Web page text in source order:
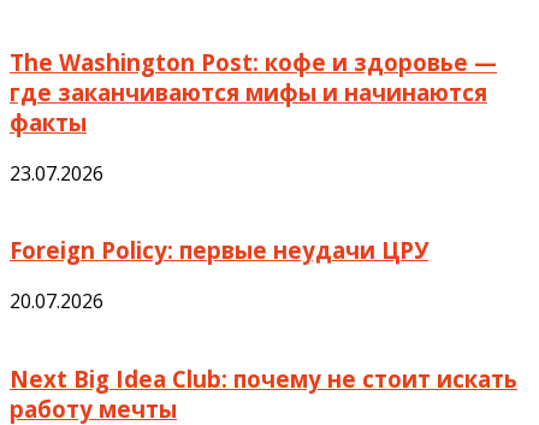
The Washington Post: кофе и здоровье —
где заканчиваются мифы и начинаются
факты
23.07.2026
Foreign Policy: первые неудачи ЦРУ
20.07.2026
Next Big Idea Club: почему не стоит искать
работу мечты